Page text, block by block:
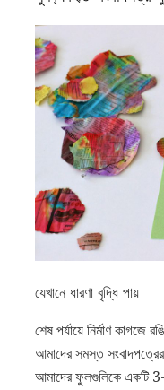
যেখানে ধারণা বৃদ্ধি পায়
শেষ পর্যায়ে নির্মাণ
আমাদের সমস্ত সংবাদপত্রের
আমাদের ফুলগুলিকে একটি 3-